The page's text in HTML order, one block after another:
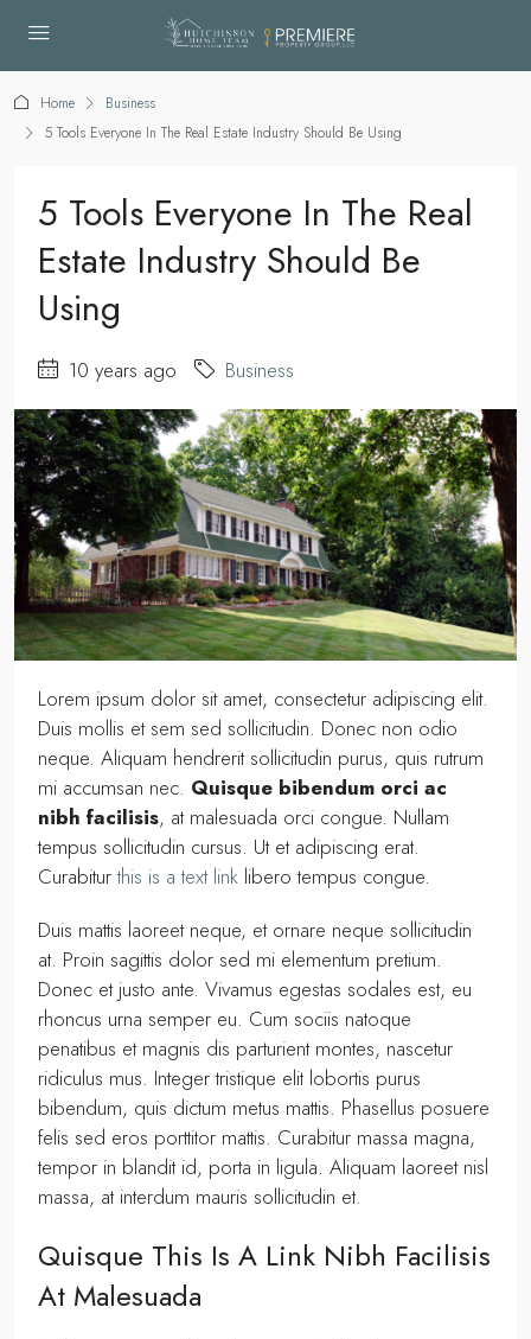
Home
Business
5 Tools Everyone In The Real Estate Industry Should Be Using
5 Tools Everyone In The Real
Estate Industry Should Be
Using
10 years ago Business
Lorem ipsum dolor sit amet, consectetur adipiscing elit.
Duis mollis et sem sed sollicitudin. Donec non odio
neque. Aliquam hendrerit sollicitudin purus, quis rutrum
mi accumsan nec. Quisque bibendum orci ac
nibh facilisis, at malesuada orci congue. Nullam
tempus sollicitudin cursus. Ut et adipiscing erat.
Curabiturthis is a text link libero tempus congue.
Duis mattis laoreet neque, et ornare neque sollicitudin
at. Proin sagittis dolor sed mi elementum pretium.
Donec et justo ante. Vivamus egestas sodales est, eu
rhoncus urna semper eu. Cum sociis natoque
penatibus et magnis dis parturient montes, nascetur
ridiculus mus. Integer tristique elit lobortis purus
bibendum, quis dictum metus mattis. Phasellus posuere
felis sed eros porttitor mattis. Curabitur massa magna,
tempor in blandit id, porta in ligula. Aliquam laoreet nisl
massa, at interdum mauris sollicitudin et.
Quisque This Is A Link Nibh Facilisis
At Malesuada